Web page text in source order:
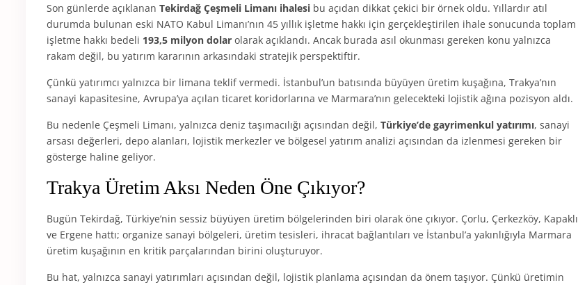
Son günlerde açıklanan Tekirdağ Çeşmeli Limanı ihalesi bu açıdan dikkat çekici bir örnek oldu. Yıllardır atıl
durumda bulunan eski NATO Kabul Limanı’nın 45 yıllık işletme hakkı için gerçekleştirilen ihale sonucunda toplam
işletme hakkı bedeli 193,5 milyon dolar olarak açıklandı. Ancak burada asıl okunması gereken konu yalnızca
rakam değil, bu yatırım kararının arkasındaki stratejik perspektiftir.
Çünkü yatırımcı yalnızca bir limana teklif vermedi. İstanbul’un batısında büyüyen üretim kuşağına, Trakya’nın
sanayi kapasitesine, Avrupa’ya açılan ticaret koridorlarına ve Marmara’nın gelecekteki lojistik ağına pozisyon aldı.
Bu nedenle Çeşmeli Limanı, yalnızca deniz taşımacılığı açısından değil, Türkiye’de gayrimenkul yatırımı, sanayi
arsası değerleri, depo alanları, lojistik merkezler ve bölgesel yatırım analizi açısından da izlenmesi gereken bir
gösterge haline geliyor.
Trakya Üretim Aksı Neden Öne Çıkıyor?
Bugün Tekirdağ, Türkiye’nin sessiz büyüyen üretim bölgelerinden biri olarak öne çıkıyor. Çorlu, Çerkezköy, Kapaklı
ve Ergene hattı; organize sanayi bölgeleri, üretim tesisleri, ihracat bağlantıları ve İstanbul’a yakınlığıyla Marmara
üretim kuşağının en kritik parçalarından birini oluşturuyor.
Bu hat, yalnızca sanayi yatırımları açısından değil, lojistik planlama açısından da önem taşıyor. Çünkü üretimin